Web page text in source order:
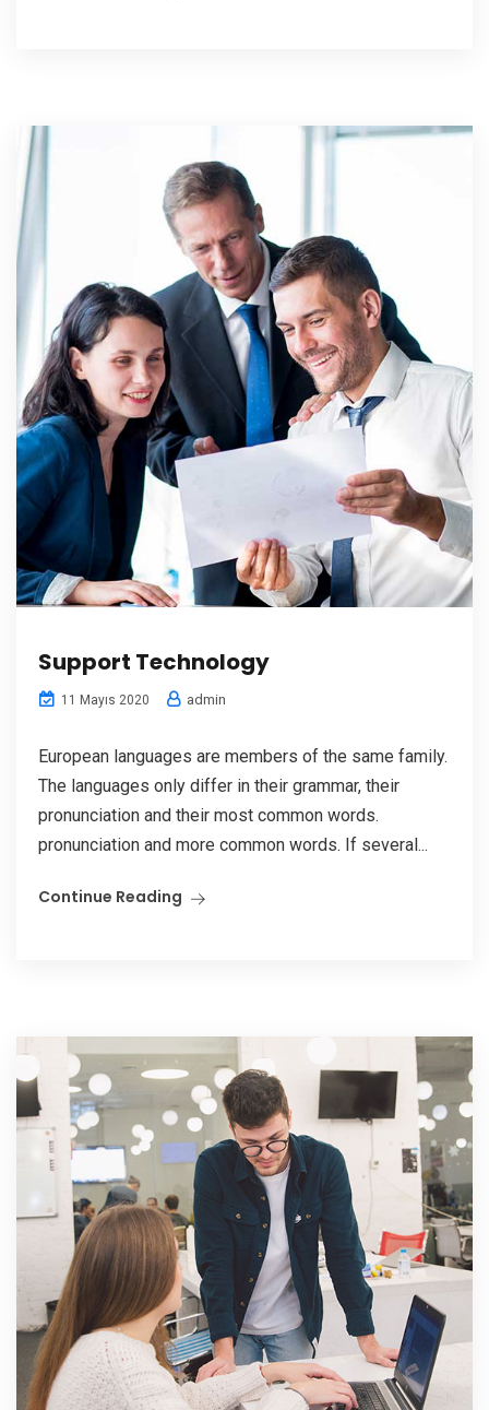
Support Technology
11 Mayıs 2020 admin
European languages are members of the same family.
The languages only differ in their grammar, their
pronunciation and their most common words.
pronunciation and more common words. If several...
Continue Reading